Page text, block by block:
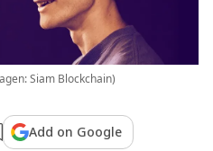
Siam Blockchain)
Add on Google